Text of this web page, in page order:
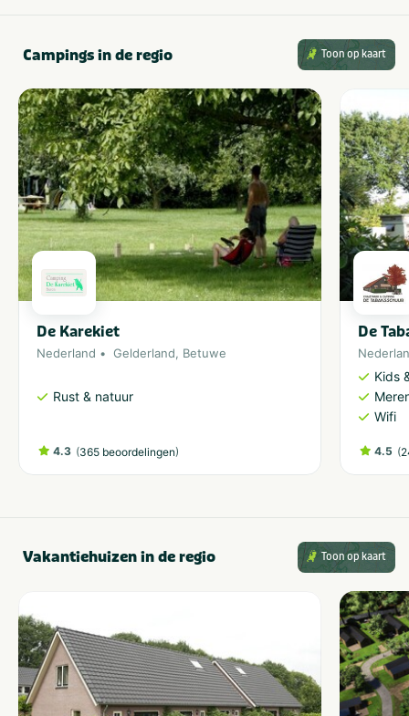
Campings in de regio Toon op kaart
De Karekiet
Nederland Gelderland, Betuwe
Rust & natuur
4.3 (365 beoordelingen)
De
Kids
Wifi
4.5 (
Vakantiehuizen in de regio Toon op kaart